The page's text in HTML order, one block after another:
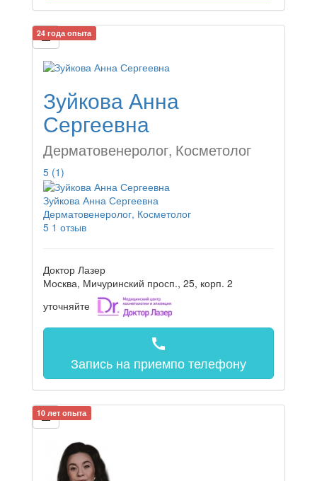
24 года опыта
Зуйкова Анна
Сергеевна
Дерматовенеролог, Косметолог
5 (1)
Зуйкова Анна Сергеевна
Дерматовенеролог, Косметолог
5 1 отзыв
Доктор Лазер
Москва, Мичуринский просп., 25, корп. 2
уточняйте
call
Запись на приемпо телефону
10 лет опыта